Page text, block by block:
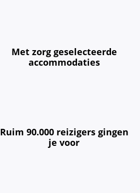
Met zorg geselecteerde
accommodaties
Ruim 90.000 reizigers gingen
je voor